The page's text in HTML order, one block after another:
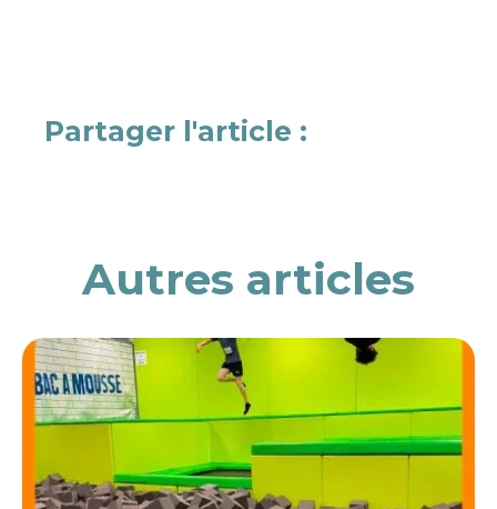
Partager l'article :
Autres articles